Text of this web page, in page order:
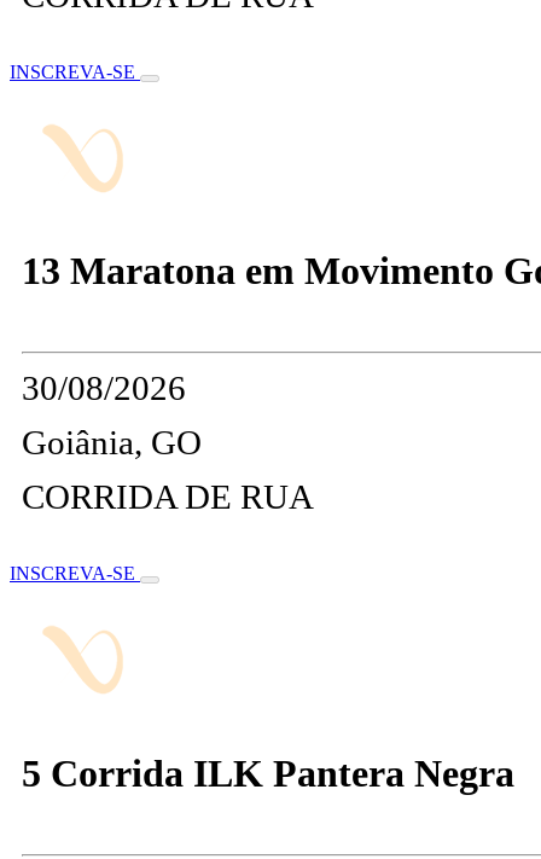
INSCREVA-SE
13 Maratona em Movimento
30/08/2026
Goiânia, GO
CORRIDA DE RUA
INSCREVA-SE
5 Corrida ILK Pantera Negra